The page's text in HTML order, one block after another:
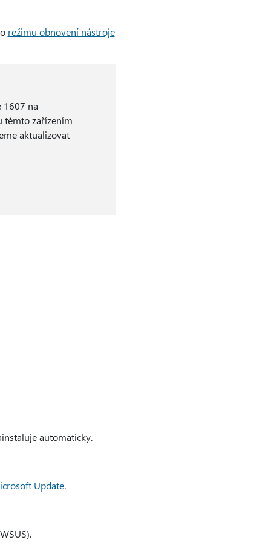
režimu obnovení nástroje
1607 na
těmto zařízením
aktualizovat
automaticky.
Update.